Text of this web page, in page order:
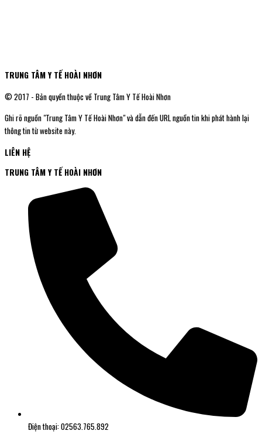
TRUNG TÂM Y TẾ HOÀI NHƠN
© 2017 - Bản quyền thuộc về Trung Tâm Y Tế Hoài Nhơn
Ghi rõ nguồn "Trung Tâm Y Tế Hoài Nhơn" và dẫn đến URL nguồn tin khi phát hành lại
thông tin từ website này.
LIÊN HỆ
TRUNG TÂM Y TẾ HOÀI NHƠN
Điện thoại: 02563.765.892